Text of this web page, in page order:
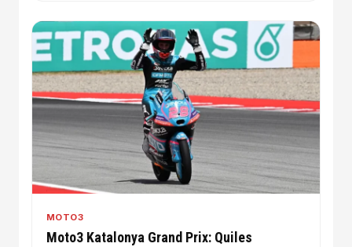
MOTO3
Moto3 Katalonya Grand Prix: Quiles